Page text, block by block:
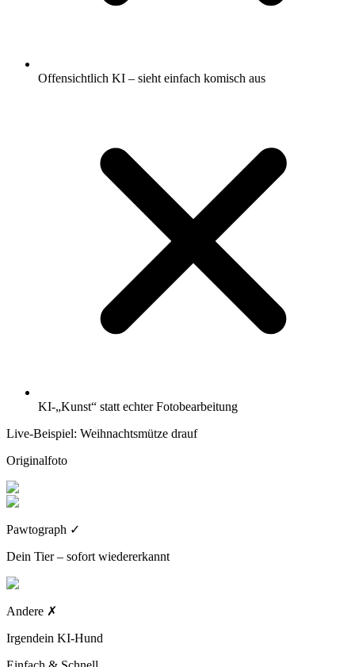
Offensichtlich KI – sieht einfach komisch aus
KI-„Kunst“ statt echter Fotobearbeitung
Live-Beispiel: Weihnachtsmütze drauf
Originalfoto
Pawtograph ✓
Dein Tier – sofort wiedererkannt
Andere ✗
Irgendein KI-Hund